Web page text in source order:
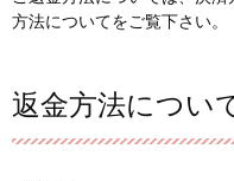
方法についてをご覧下さい。
返金方法につい